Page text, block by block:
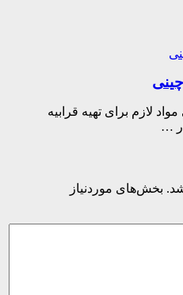
برای تهیه قرابیه
موردنیاز